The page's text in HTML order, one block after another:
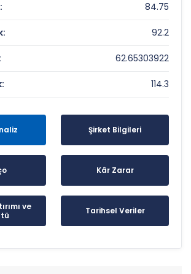
84.75
92.2
62.65303922
114.3
Şirket Bilgileri
Kâr Zarar
ve
Tarihsel Veriler